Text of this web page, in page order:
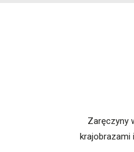
Zaręczyny
krajobrazami